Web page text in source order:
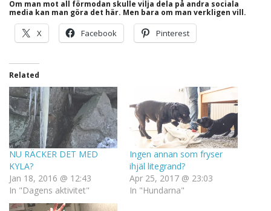
Om man mot all förmodan skulle vilja dela på andra sociala
media kan man göra det här. Men bara om man verkligen vill.
X Facebook Pinterest
Related
NU RÄCKER DET MED
KYLA?
Jan 18, 2016 @ 12:43
In "Dagens aktivitet"
Ingen annan som fryser
ihjäl litegrand?
Apr 25, 2017 @ 23:03
In "Hundarna"